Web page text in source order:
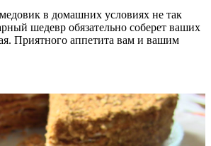
в домашних условиях не так
шедевр обязательно соберет ваших
Приятного аппетита вам и вашим